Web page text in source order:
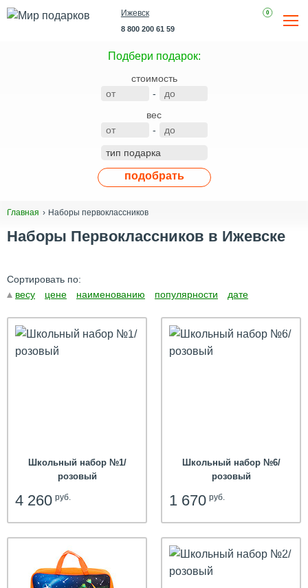
0
Ижевск
8 800 200 61 59
Подбери подарок:
стоимость
-
вес
-
подобрать
Главная Наборы первоклассников
Наборы Первоклассников в Ижевске
Сортировать по:
весу
цене наименованию популярности дате
Школьный набор №1/
розовый
4 260руб.
Школьный набор №6/
розовый
1 670руб.